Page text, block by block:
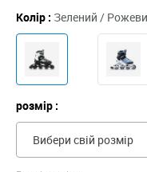
Колір : Зелений /
розмір :
Вибери свій розмір